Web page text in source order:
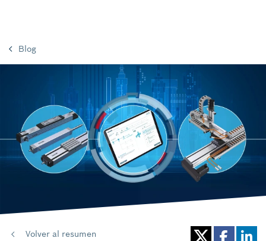
Blog
Volver al resumen